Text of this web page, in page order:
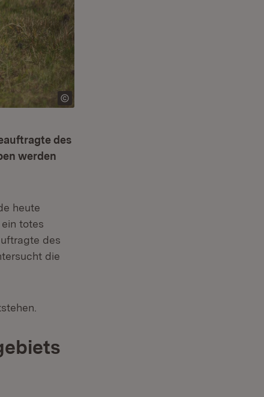
des
werden
heute
totes
des
die